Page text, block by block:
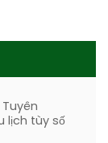
quan 2
ăn trưa tại
những
lịch tùy số